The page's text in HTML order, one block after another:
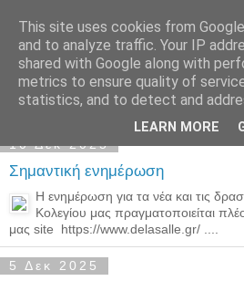
Παιδικός
Νηπιαγωγείο
10 Δεκ 2025
Σημαντική ενημέρωση
Η ενημέρωση για τα νέα και τις
Κολεγίου μας πραγματοποιείται
μας site https://www.delasalle.gr/ ....
5 Δεκ 2025
This site uses cookies from
and to analyze traffic. Your IP
shared with Google along with
metrics to ensure quality of
statistics, and to detect and
LEARN MORE